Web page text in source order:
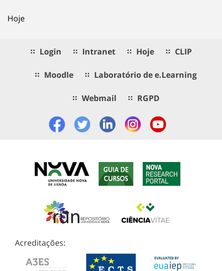
Hoje
Login Intranet Hoje CLIP
Moodle Laboratório de e.Learning
Webmail RGPD
Acreditações: